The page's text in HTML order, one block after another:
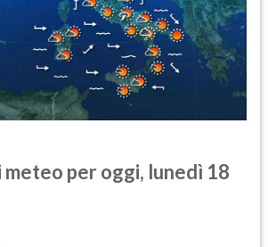
meteo per oggi, lunedì 18